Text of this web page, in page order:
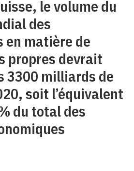
le volume du
des
matière de
propres devrait
3300 milliards de
soit l’équivalent
du total des